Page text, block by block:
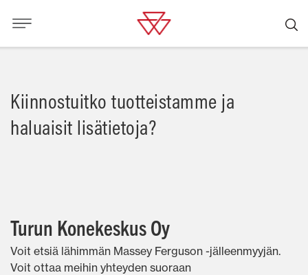
Kiinnostuitko tuotteistamme ja
haluaisit lisätietoja?
Turun Konekeskus Oy
Voit etsiä lähimmän Massey Ferguson -jälleenmyyjän.
Voit ottaa meihin yhteyden suoraan